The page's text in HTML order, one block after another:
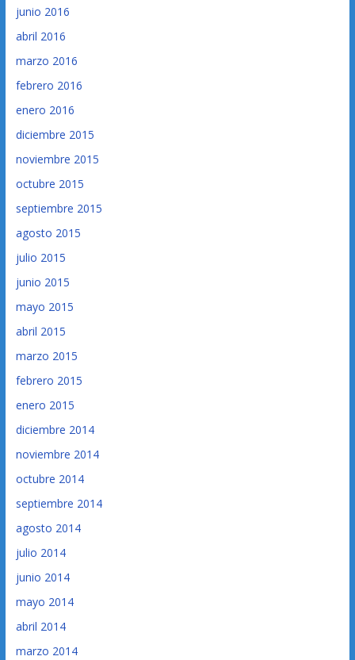
junio 2016
abril 2016
marzo 2016
febrero 2016
enero 2016
diciembre 2015
noviembre 2015
octubre 2015
septiembre 2015
agosto 2015
julio 2015
junio 2015
mayo 2015
abril 2015
marzo 2015
febrero 2015
enero 2015
diciembre 2014
noviembre 2014
octubre 2014
septiembre 2014
agosto 2014
julio 2014
junio 2014
mayo 2014
abril 2014
marzo 2014